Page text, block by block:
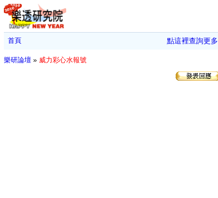
首頁 點這裡查詢更多
樂研論壇 » 威力彩心水報號